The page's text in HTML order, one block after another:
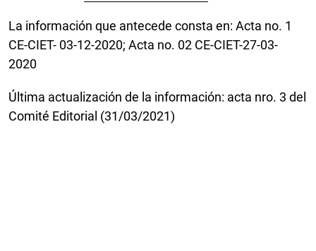
La información que antecede consta en: Acta no. 1
CE-CIET- 03-12-2020; Acta no. 02 CE-CIET-27-03-
2020
Última actualización de la información: acta nro. 3 del
Comité Editorial (31/03/2021)